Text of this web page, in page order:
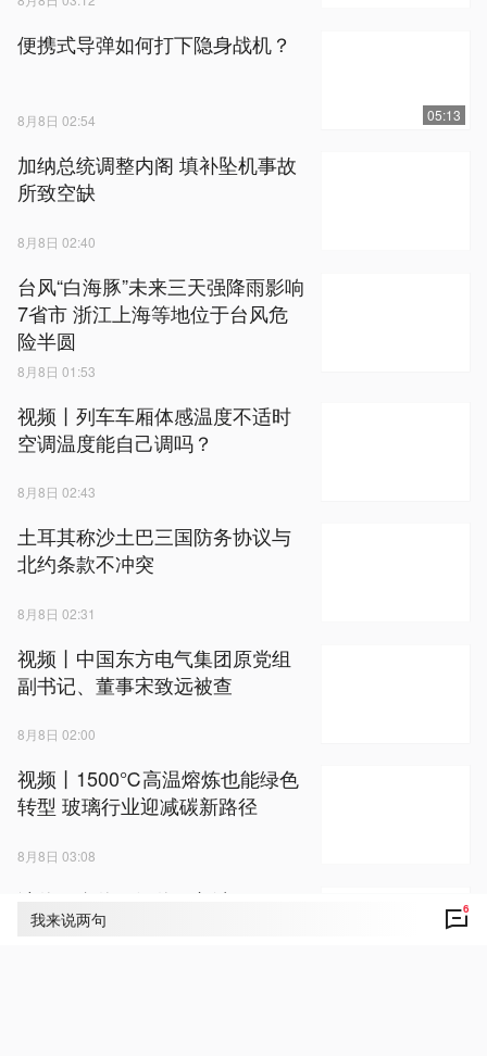
我来说两句 6
便携式导弹如何打下隐身战机？
8月8日 02:54 05:13
加纳总统调整内阁 填补坠机事故
所致空缺
8月8日 02:40
台风“白海豚”未来三天强降雨影响
7省市 浙江上海等地位于台风危
险半圆
8月8日 01:53
视频丨列车车厢体感温度不适时
空调温度能自己调吗？
8月8日 02:43
土耳其称沙土巴三国防务协议与
北约条款不冲突
8月8日 02:31
视频丨中国东方电气集团原党组
副书记、董事宋致远被查
8月8日 02:00
视频丨1500℃高温熔炼也能绿色
转型 玻璃行业迎减碳新路径
8月8日 03:08
油价、金价、银价，都涨了